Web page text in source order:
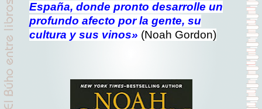
España, donde pronto desarrolle un
profundo afecto por la gente, su
cultura y sus vinos» (Noah Gordon)